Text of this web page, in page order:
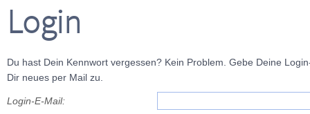
Login
Du hast Dein Kennwort vergessen? Kein Problem. Gebe Deine
Dir neues per Mail zu.
Login-E-Mail: